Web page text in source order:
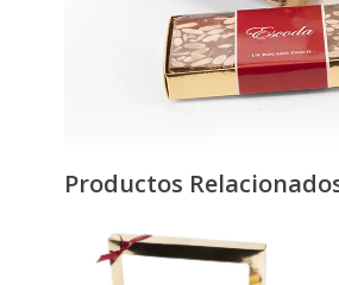
Productos